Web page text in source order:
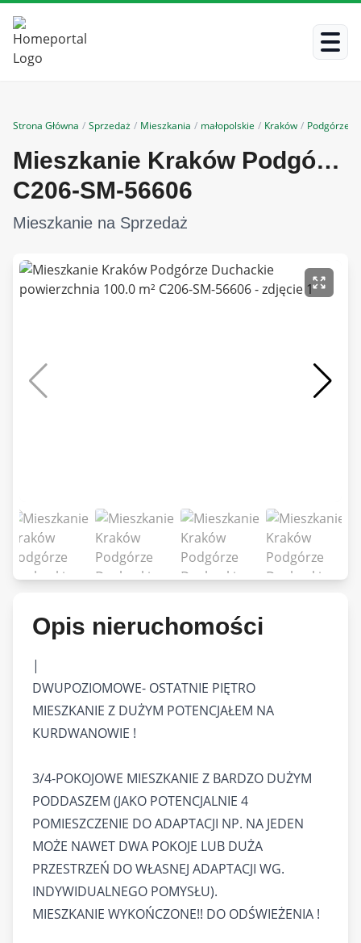
Strona Główna / Sprzedaż / Mieszkania / małopolskie / Kraków / Podgórze
Mieszkanie Kraków Podgórze Duchackie powierzchnia 100.0 m²
C206-SM-56606
Mieszkanie na Sprzedaż
Opis nieruchomości
|
DWUPOZIOMOWE- OSTATNIE PIĘTRO
MIESZKANIE Z DUŻYM POTENCJAŁEM NA
KURDWANOWIE !
3/4-POKOJOWE MIESZKANIE Z BARDZO DUŻYM
PODDASZEM (JAKO POTENCJALNIE 4
POMIESZCZENIE DO ADAPTACJI NP. NA JEDEN
MOŻE NAWET DWA POKOJE LUB DUŻA
PRZESTRZEŃ DO WŁASNEJ ADAPTACJI WG.
INDYWIDUALNEGO POMYSŁU).
MIESZKANIE WYKOŃCZONE!! DO ODŚWIEŻENIA !